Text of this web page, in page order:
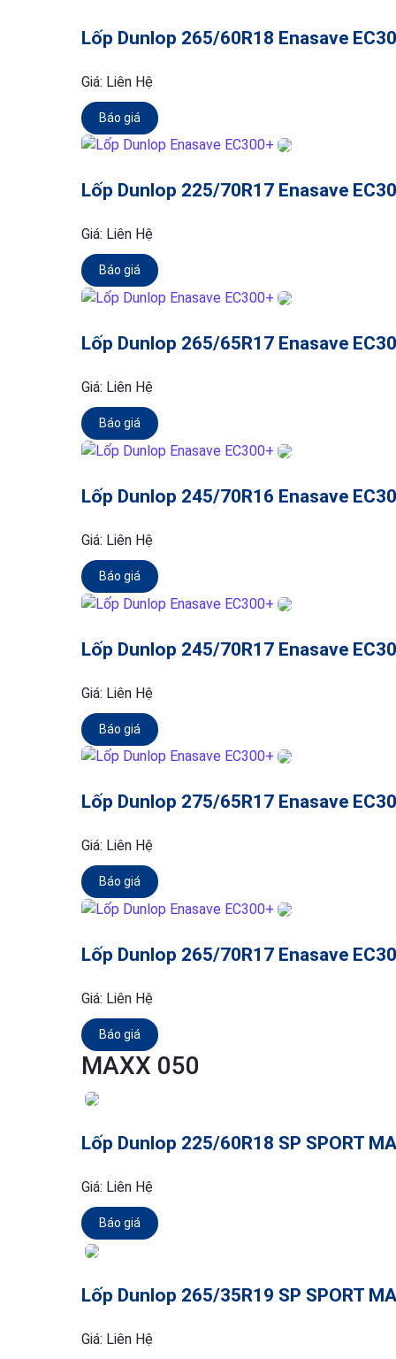
Lốp Dunlop 265/60R18 Enasave
Giá: Liên Hệ
Báo giá
Lốp Dunlop 225/70R17 Enasave
Giá: Liên Hệ
Báo giá
Lốp Dunlop 265/65R17 Enasave
Giá: Liên Hệ
Báo giá
Lốp Dunlop 245/70R16 Enasave
Giá: Liên Hệ
Báo giá
Lốp Dunlop 245/70R17 Enasave
Giá: Liên Hệ
Báo giá
Lốp Dunlop 275/65R17 Enasave
Giá: Liên Hệ
Báo giá
Lốp Dunlop 265/70R17 Enasave
Giá: Liên Hệ
Báo giá
MAXX 050
Lốp Dunlop 225/60R18 SP SPORT
Giá: Liên Hệ
Báo giá
Lốp Dunlop 265/35R19 SP SPORT
Giá: Liên Hệ